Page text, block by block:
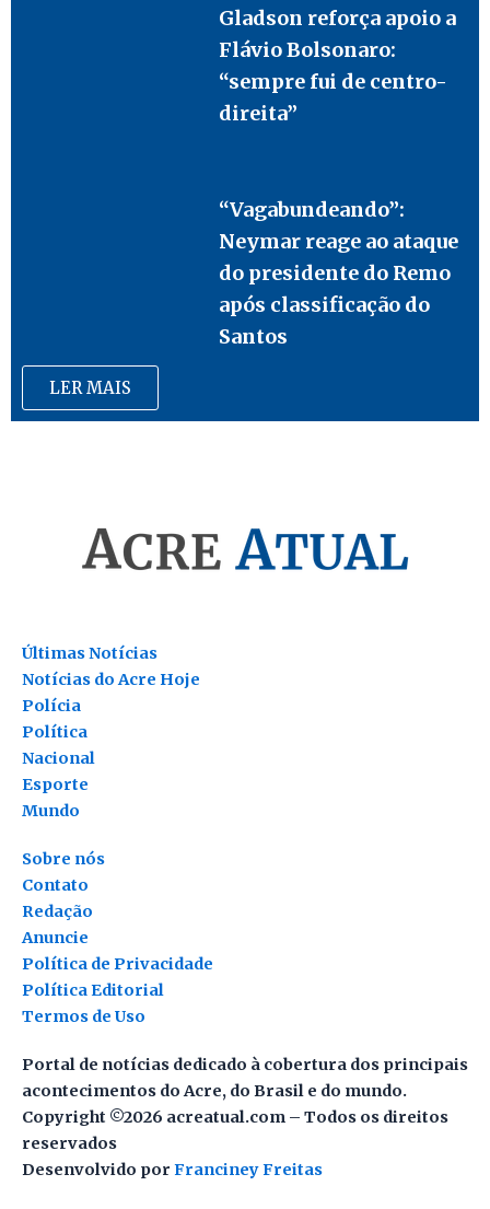
Gladson reforça apoio a
Flávio Bolsonaro:
“sempre fui de centro-
direita”
“Vagabundeando”:
Neymar reage ao ataque
do presidente do Remo
após classificação do
Santos
LER MAIS
Últimas Notícias
Notícias do Acre Hoje
Polícia
Política
Nacional
Esporte
Mundo
Contato
Redação
Anuncie
Política de Privacidade
Política Editorial
Termos de Uso
Sobre nós
Portal de notícias dedicado à cobertura dos principais
acontecimentos do Acre, do Brasil e do mundo.
Copyright ©2026 acreatual.com – Todos os direitos
reservados
Desenvolvido por Franciney Freitas